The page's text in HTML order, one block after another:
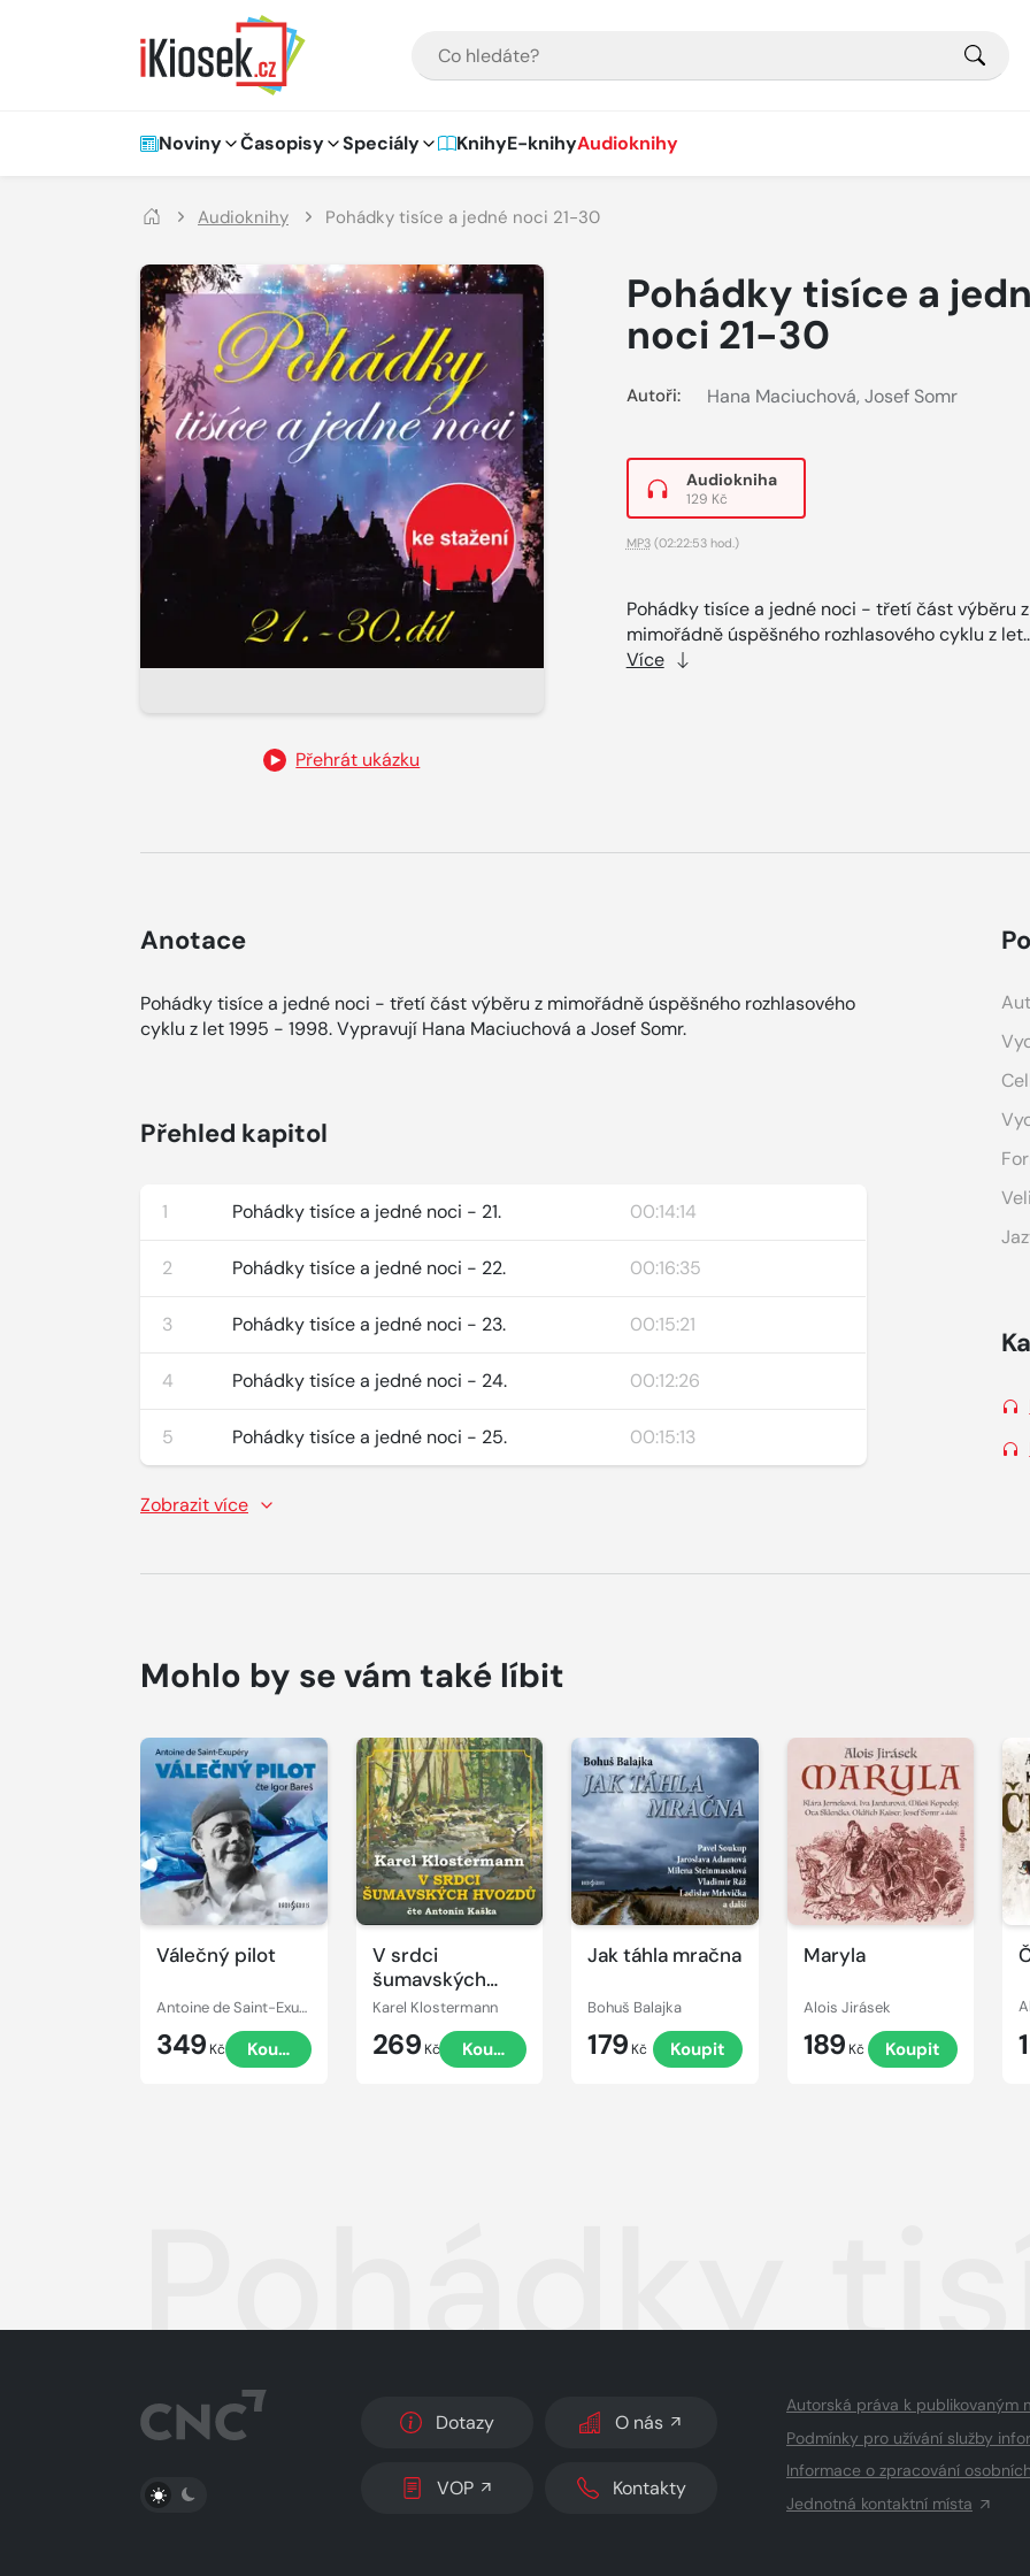
Hlavní navigace
Noviny Časopisy Speciály KnihyE-knihyAudioknihy
Audioknihy Pohádky tisíce a jedné noci 21-30
Přehrát ukázku
Pohádky tisíce a
noci 21-30
Autoři: Hana Maciuchová, Josef Somr
Audiokniha
129 Kč
MP3(02:22:53 hod.)
Pohádky tisíce a jedné noci - třetí část výběru z
mimořádně úspěšného rozhlasového cyklu z
Více
Anotace
Pohádky tisíce a jedné noci - třetí část výběru z mimořádně úspěšného rozhlasového
cyklu z let 1995 - 1998. Vypravují Hana Maciuchová a Josef Somr.
Přehled kapitol
1 Pohádky tisíce a jedné noci - 21. 00:14:14
2 Pohádky tisíce a jedné noci - 22. 00:16:35
3 Pohádky tisíce a jedné noci - 23. 00:15:21
4 Pohádky tisíce a jedné noci - 24. 00:12:26
5 Pohádky tisíce a jedné noci - 25. 00:15:13
Zobrazit více
Mohlo by se vám také líbit
Válečný pilot
Antoine de Saint-Exupéry
349 Kč Koupit
Přehrát
ukázku
V srdci
šumavských
hvozdů
Karel Klostermann
269 Kč Koupit
Přehrát
ukázku
Jak táhla mračna
Bohuš Balajka
179 Kč Koupit
Přehrát
ukázku
Maryla
Alois Jirásek
189 Kč Koupit
Přehrát
ukázku
Pohádky
PŘEPNOUT SVĚTLÝ/TMAVÝ REŽIM
Dotazy O nás
VOP Kontakty
Autorská práva k publikovaným
Podmínky pro užívání služby
Informace o zpracování
Jednotná kontaktní místa